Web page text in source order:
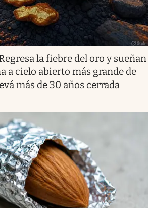
la fiebre del oro y sueñan
a cielo abierto más grande de
más de 30 años cerrada